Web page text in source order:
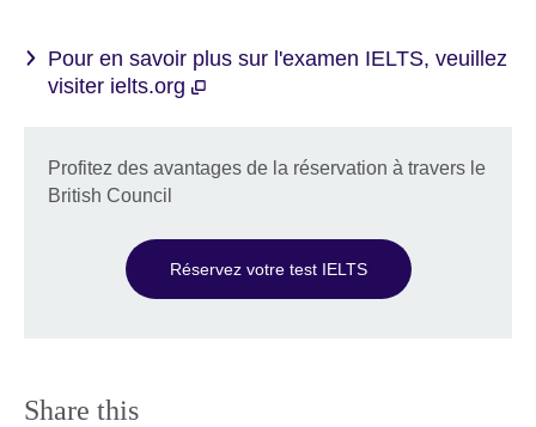
Pour en savoir plus sur l'examen IELTS, veuillez
visiter ielts.org
Profitez des avantages de la réservation à travers le
British Council
Réservez votre test IELTS
Share this